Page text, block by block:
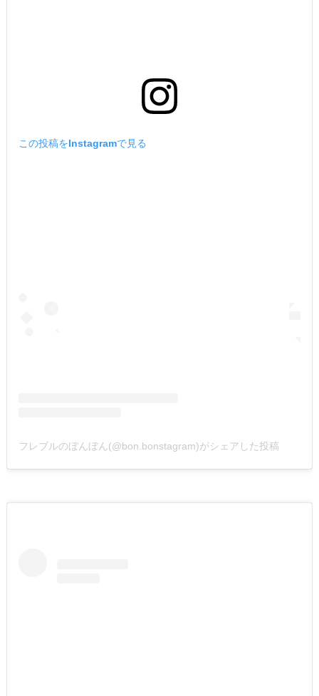
この投稿をInstagramで見る
フレブルのぼんぼん(@bon.bonstagram)がシェアした投稿